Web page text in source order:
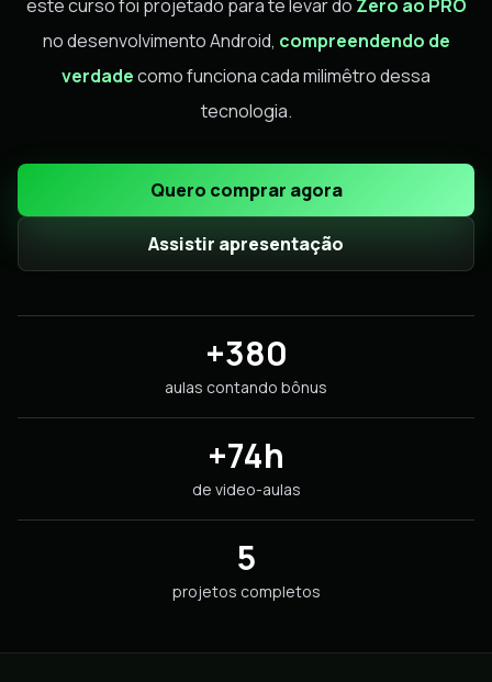
este curso foi projetado para te levar do Zero ao PRO
no desenvolvimento Android, compreendendo de
verdadecomo funciona cada milimêtro dessa
tecnologia.
Quero comprar agora
Assistir apresentação
+380
aulas contando bônus
+74h
de video-aulas
5
projetos completos